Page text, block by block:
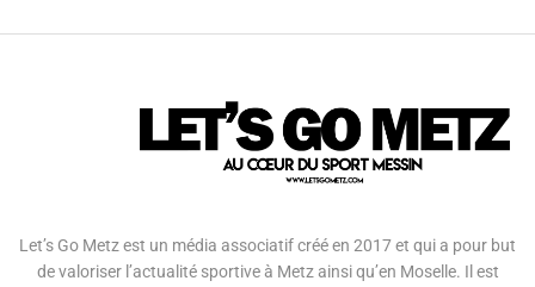
Let’s Go Metz est un média associatif créé en 2017 et qui a pour but
de valoriser l’actualité sportive à Metz ainsi qu’en Moselle. Il est